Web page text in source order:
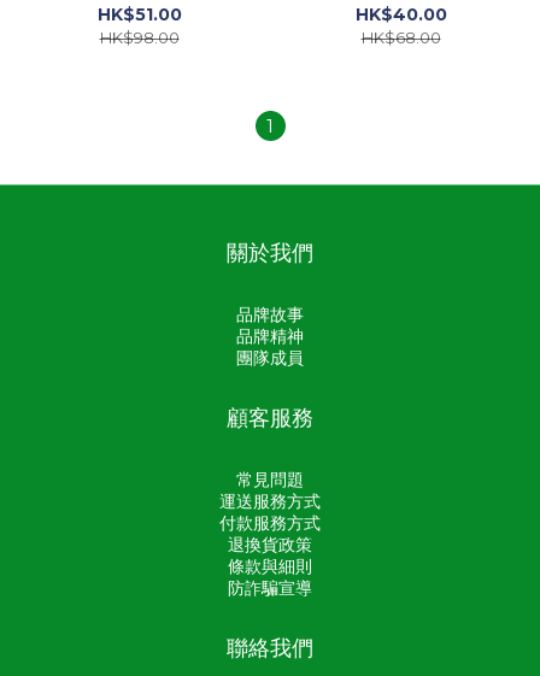
HK$51.00
HK$98.00
HK$40.00
HK$68.00
1
關於我們
品牌故事
品牌精神
團隊成員
顧客服務
常見問題
運送服務方式
付款服務方式
退換貨政策
條款與細則
防詐騙宣導
聯絡我們